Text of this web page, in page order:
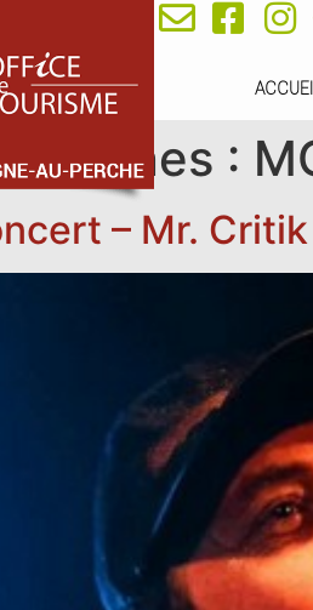
ACCUEIL
:
– Mr. Critik